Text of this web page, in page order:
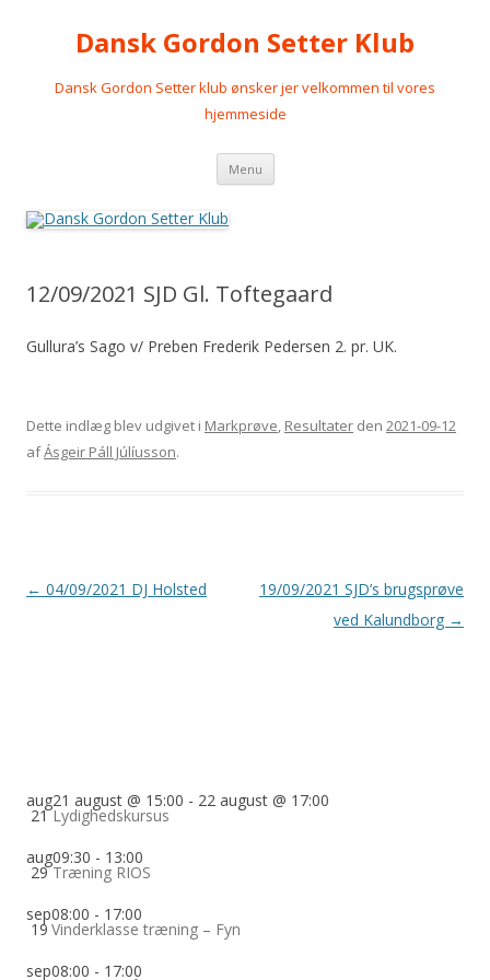
Dansk Gordon Setter Klub
Dansk Gordon Setter klub ønsker jer velkommen til vores
hjemmeside
Menu Videre
indhold
12/09/2021 SJD Gl. Toftegaard
Gullura’s Sago v/ Preben Frederik Pedersen 2. pr. UK.
Dette indlæg blev udgivet i Markprøve, Resultater den 2021-09-12
afÁsgeir Páll Júlíusson.
Indlægsnavigation
← 04/09/2021 DJ Holsted
19/09/2021 SJD’s brugsprøve
ved Kalundborg →
aug
21
21 august @ 15:00 - 22 august @ 17:00
Lydighedskursus
aug
29
09:30 - 13:00
Træning RIOS
sep
19
08:00 - 17:00
Vinderklasse træning – Fyn
sep08:00 - 17:00